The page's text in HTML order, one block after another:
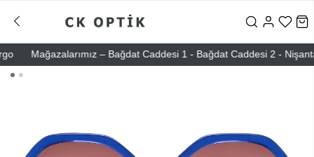
Mağazalarımız – Bağdat Caddesi 1 - Bağdat Caddesi 2 -